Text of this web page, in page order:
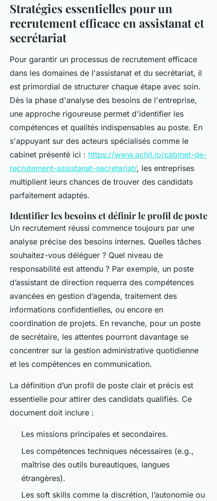
Stratégies essentielles pour un
recrutement efficace en assistanat et
secrétariat
Pour garantir un processus de recrutement efficace
dans les domaines de l'assistanat et du secrétariat, il
est primordial de structurer chaque étape avec soin.
Dès la phase d'analyse des besoins de l'entreprise,
une approche rigoureuse permet d'identifier les
compétences et qualités indispensables au poste. En
s'appuyant sur des acteurs spécialisés comme le
cabinet présenté ici : https://www.achil.io/cabinet-de-
recrutement-assistanat-secretariat/, les entreprises
multiplient leurs chances de trouver des candidats
parfaitement adaptés.
Identifier les besoins et définir le profil de poste
Un recrutement réussi commence toujours par une
analyse précise des besoins internes. Quelles tâches
souhaitez-vous déléguer ? Quel niveau de
responsabilité est attendu ? Par exemple, un poste
d’assistant de direction requerra des compétences
avancées en gestion d’agenda, traitement des
informations confidentielles, ou encore en
coordination de projets. En revanche, pour un poste
de secrétaire, les attentes pourront davantage se
concentrer sur la gestion administrative quotidienne
et les compétences en communication.
La définition d’un profil de poste clair et précis est
essentielle pour attirer des candidats qualifiés. Ce
document doit inclure :
Les missions principales et secondaires.
Les compétences techniques nécessaires (e.g.,
maîtrise des outils bureautiques, langues
étrangères).
Les soft skills comme la discrétion, l’autonomie ou